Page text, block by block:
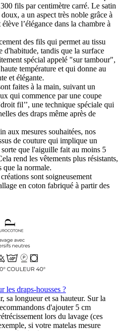
fils par centimètre carré. Le satin
a un aspect très noble grâce à
l’élégance dans la chambre à
des fils qui permet au tissu
d'habitude, tandis que la surface
spécial appelé "sur tambour",
température et qui donne au
et élégante.
faites à la main, suivant un
qui commence par une coupe
fil’’, une technique spéciale qui
des draps même après de
aux mesures souhaitées, nos
de couture qui implique un
que l'aiguille fait au moins 5
rend les vêtements plus résistants,
que la normale.
sont soigneusement
en coton fabriqué à partir des
les draps-housses ?
sa longueur et sa hauteur. Sur la
d'ajouter 5 cm
lors du lavage (ces
si votre matelas mesure